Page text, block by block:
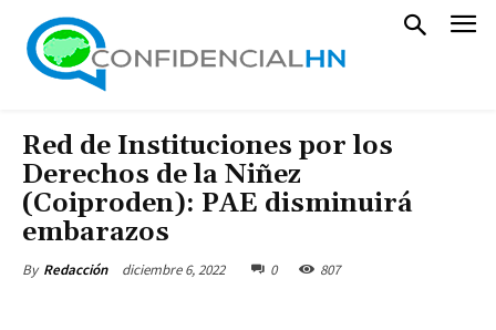
Red de Instituciones por los
Derechos de la Niñez
(Coiproden): PAE disminuirá
embarazos
By Redacción diciembre 6, 2022 0 807